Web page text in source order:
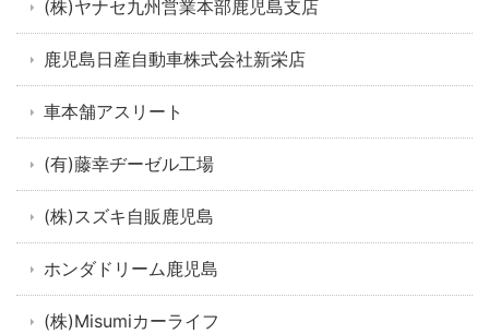
(株)ヤナセ九州営業本部鹿児島支店
鹿児島日産自動車株式会社新栄店
車本舗アスリート
(有)藤幸ヂーゼル工場
(株)スズキ自販鹿児島
ホンダドリーム鹿児島
(株)Misumiカーライフ